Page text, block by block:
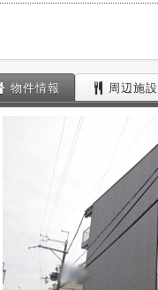
物件情報 周辺施設